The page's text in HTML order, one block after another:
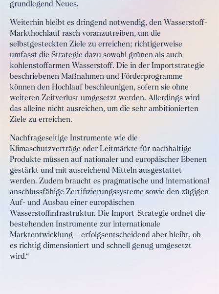
grundlegend Neues.
Weiterhin bleibt es dringend notwendig, den Wasserstoff-
Markthochlauf rasch voranzutreiben, um die
selbstgesteckten Ziele zu erreichen; richtigerweise
umfasst die Strategie dazu sowohl grünen als auch
kohlenstoffarmen Wasserstoff. Die in der Importstrategie
beschriebenen Maßnahmen und Förderprogramme
können den Hochlauf beschleunigen, sofern sie ohne
weiteren Zeitverlust umgesetzt werden. Allerdings wird
das alleine nicht ausreichen, um die sehr ambitionierten
Ziele zu erreichen.
Nachfrageseitige Instrumente wie die
Klimaschutzverträge oder Leitmärkte für nachhaltige
Produkte müssen auf nationaler und europäischer Ebenen
gestärkt und mit ausreichend Mitteln ausgestattet
werden. Zudem braucht es pragmatische und international
anschlussfähige Zertifizierungssysteme sowie den zügigen
Auf- und Ausbau einer europäischen
Wasserstoffinfrastruktur. Die Import-Strategie ordnet die
bestehenden Instrumente zur internationale
Marktentwicklung – erfolgsentscheidend aber bleibt, ob
es richtig dimensioniert und schnell genug umgesetzt
wird.“